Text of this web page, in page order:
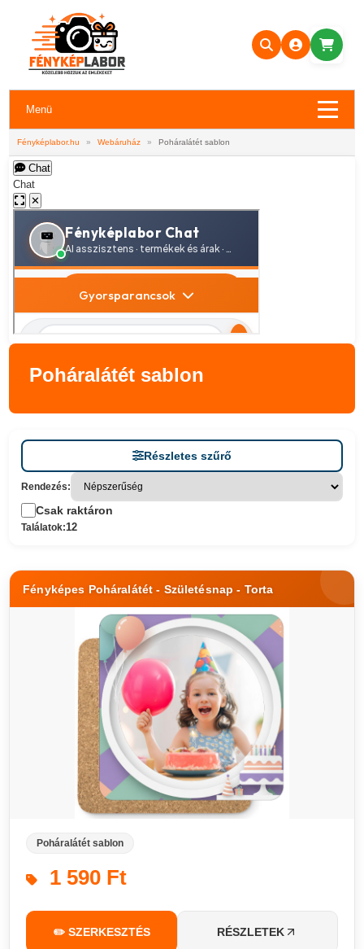
Menü
Fényképlabor.hu » Webáruház » Poháralátét sablon
Chat
Chat
✕
Poháralátét sablon
Részletes szűrő
Rendezés:
Csak raktáron
Találatok:12
Fényképes Poháralátét - Születésnap - Torta
Poháralátét sablon
1 590 Ft
✏️ SZERKESZTÉS RÉSZLETEK